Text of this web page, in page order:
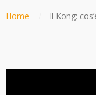
Home Il Kong: